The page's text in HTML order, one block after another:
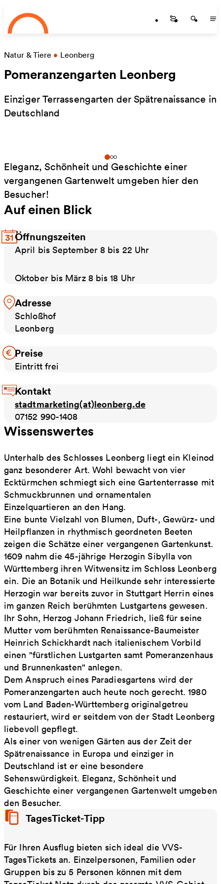
Zum Hauptinhalt springen
Startseite
Natur & Tiere • Leonberg
Pomeranzengarten Leonberg
Einziger Terrassengarten der Spätrenaissance in
Deutschland
Eleganz, Schönheit und Geschichte einer
vergangenen Gartenwelt umgeben hier den
Besucher!
Auf einen Blick
Öffnungszeiten
April bis September 8 bis 22 Uhr
Oktober bis März 8 bis 18 Uhr
Adresse
Schloßhof
Leonberg
Preise
Eintritt frei
Kontakt
stadtmarketing(at)leonberg.de
07152 990-1408
Wissenswertes
Unterhalb des Schlosses Leonberg liegt ein Kleinod
ganz besonderer Art. Wohl bewacht von vier
Ecktürmchen schmiegt sich eine Gartenterrasse mit
Schmuckbrunnen und ornamentalen
Einzelquartieren an den Hang.
Eine bunte Vielzahl von Blumen, Duft-, Gewürz- und
Heilpflanzen in rhythmisch geordneten Beeten
zeigen die Schätze einer vergangenen Gartenkunst.
1609 nahm die 45-jährige Herzogin Sibylla von
Württemberg ihren Witwensitz im Schloss Leonberg
ein. Die an Botanik und Heilkunde sehr interessierte
Herzogin war bereits zuvor in Stuttgart Herrin eines
im ganzen Reich berühmten Lustgartens gewesen.
Ihr Sohn, Herzog Johann Friedrich, ließ für seine
Mutter vom berühmten Renaissance-Baumeister
Heinrich Schickhardt nach italienischem Vorbild
einen "fürstlichen Lustgarten samt Pomeranzenhaus
und Brunnenkasten" anlegen.
Dem Anspruch eines Paradiesgartens wird der
Pomeranzengarten auch heute noch gerecht. 1980
vom Land Baden-Württemberg originalgetreu
restauriert, wird er seitdem von der Stadt Leonberg
liebevoll gepflegt.
Als einer von wenigen Gärten aus der Zeit der
Spätrenaissance in Europa und einziger in
Deutschland ist er eine besondere
Sehenswürdigkeit. Eleganz, Schönheit und
Geschichte einer vergangenen Gartenwelt umgeben
den Besucher.
TagesTicket-Tipp
Für Ihren Ausflug bieten sich ideal die VVS-
TagesTickets an. Einzelpersonen, Familien oder
Gruppen bis zu 5 Personen können mit dem